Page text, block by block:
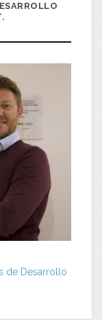
de Desarrollo